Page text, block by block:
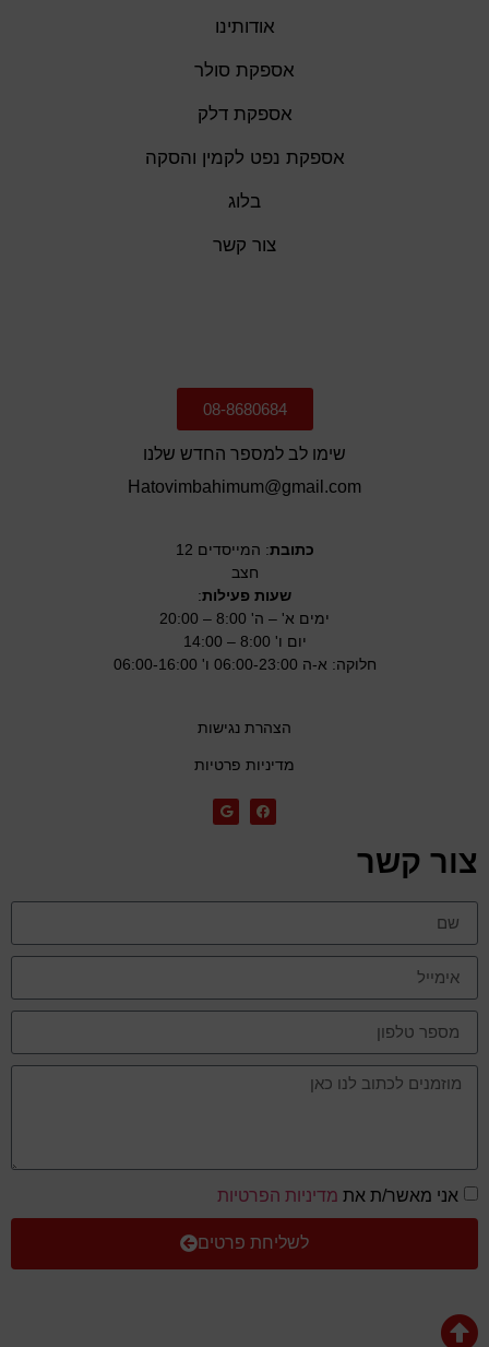
אודותינו
אספקת סולר
אספקת דלק
אספקת נפט לקמין והסקה
בלוג
צור קשר
08-8680684
שימו לב למספר החדש שלנו
Hatovimbahimum@gmail.com
כתובת: המייסדים 12
חצב
שעות פעילות:
ימים א' – ה' 8:00 – 20:00
יום ו' 8:00 – 14:00
חלוקה: א-ה 06:00-23:00 ו' 06:00-16:00
הצהרת נגישות
מדיניות פרטיות
צור קשר
אני מאשר/ת את מדיניות הפרטיות
לשליחת פרטים